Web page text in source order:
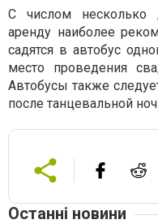
С числом несколько
аренду наиболее
садятся в автобус
место проведения
Автобусы также
после танцевальной
Останні новини